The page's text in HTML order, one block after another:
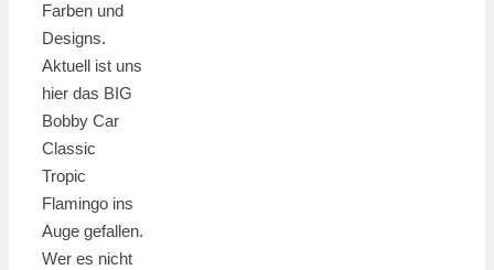
Farben und
Designs.
Aktuell ist uns
hier das BIG
Bobby Car
Classic
Tropic
Flamingo ins
Auge gefallen.
Wer es nicht